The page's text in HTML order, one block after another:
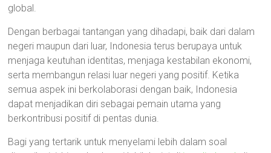
global.
Dengan berbagai tantangan yang dihadapi, baik dari dalam
negeri maupun dari luar, Indonesia terus berupaya untuk
menjaga keutuhan identitas, menjaga kestabilan ekonomi,
serta membangun relasi luar negeri yang positif. Ketika
semua aspek ini berkolaborasi dengan baik, Indonesia
dapat menjadikan diri sebagai pemain utama yang
berkontribusi positif di pentas dunia.
Bagi yang tertarik untuk menyelami lebih dalam soal